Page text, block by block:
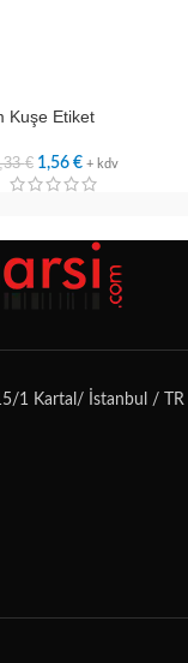
Kuşe Etiket
€ 1,56 € + kdv
1 Kartal/ İstanbul / TR